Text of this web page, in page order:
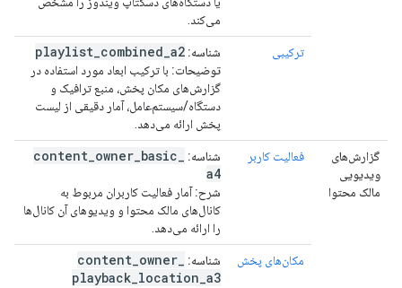
می‌کند.
ترکیبی شناسه: playlist combined a2
توضیحات: با ترکیب ابعاد مورد استفاده در
گزارش‌های مکان پخش، منبع ترافیک و
دستگاه/سیستم‌عامل، آمار دقیقی از لیست
پخش ارائه می‌دهد.
گزارش‌های
ویدیویی
مالک محتوا
فعالیت کاربر شناسه: content owner basic
a4
شرح:آمار فعالیت کاربران مربوط به
کانال‌های مالک محتوا و ویدیوهای آن کانال‌ها
را ارائه می‌دهد.
مکان‌های پخش شناسه: content owner
playback location a3